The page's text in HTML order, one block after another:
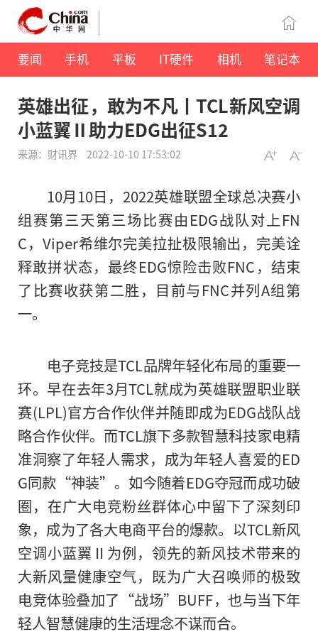
要闻 手机 平板 IT硬件 相机 笔记本
英雄出征，敢为不凡丨TCL新风空调
小蓝翼Ⅱ助力EDG出征S12
来源：财讯界 2022-10-10 17:53:02
10月10日，2022英雄联盟全球总决赛小
组赛第三天第三场比赛由EDG战队对上FN
C，Viper希维尔完美拉扯极限输出，完美诠
释敢拼状态，最终EDG惊险击败FNC，结束
了比赛收获第二胜，目前与FNC并列A组第
一。
电子竞技是TCL品牌年轻化布局的重要一
环。早在去年3月TCL就成为英雄联盟职业联
赛(LPL)官方合作伙伴并随即成为EDG战队战
略合作伙伴。而TCL旗下多款智慧科技家电精
准洞察了年轻人需求，成为年轻人喜爱的ED
G同款“神装”。如今随着EDG夺冠而成功破
圈，在广大电竞粉丝群体心中留下了深刻印
象，成为了各大电商平台的爆款。以TCL新风
空调小蓝翼Ⅱ为例，领先的新风技术带来的
大新风量健康空气，既为广大召唤师的极致
电竞体验叠加了“战场”BUFF，也与当下年
轻人智慧健康的生活理念不谋而合。